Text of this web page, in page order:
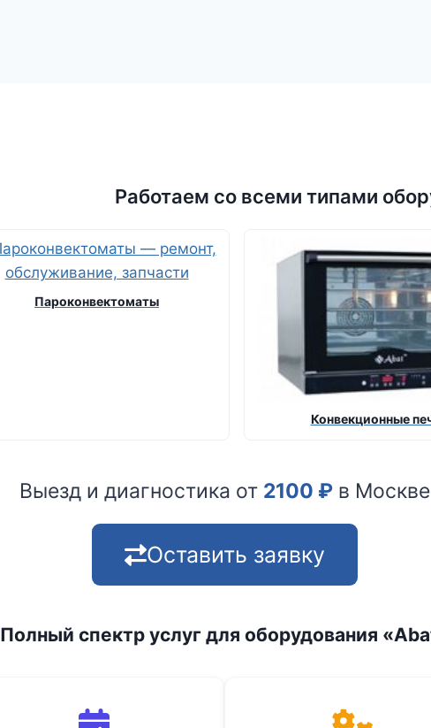
Работаем со всеми типами
Пароконвектоматы
Конвекционные
Выезд и диагностика от 2100 ₽ в Москве
Оставить заявку
Полный спектр услуг для оборудования